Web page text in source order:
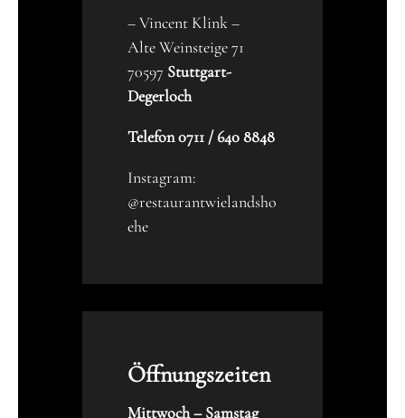
– Vincent Klink –
Alte Weinsteige 71
70597 Stuttgart-
Degerloch
Telefon 0711 / 640 8848
Instagram:
@restaurantwielandsho
ehe
Öffnungszeiten
Mittwoch – Samstag